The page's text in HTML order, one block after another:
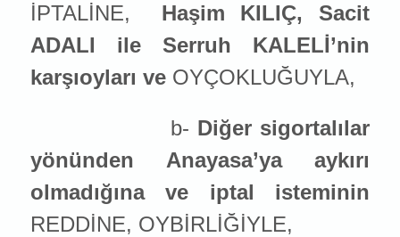
İPTALİNE,
Haşim KILIÇ, Sacit
ADALI ile Serruh KALELİ’nin
karşıoyları ve OYÇOKLUĞUYLA,
b- Diğer sigortalılar
yönünden Anayasa’ya aykırı
olmadığına ve iptal isteminin
REDDİNE, OYBİRLİĞİYLE,